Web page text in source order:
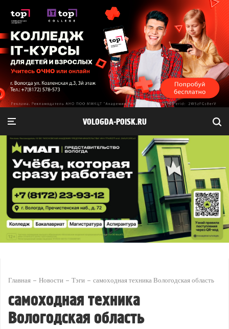
VOLOGDA-POISK.RU
Главная Новости Тэги самоходная техника Вологодская область
самоходная техника
Вологодская область